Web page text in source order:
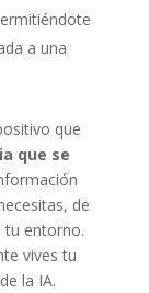
a una
que
que se
de
tu entorno.
vives tu
la IA.